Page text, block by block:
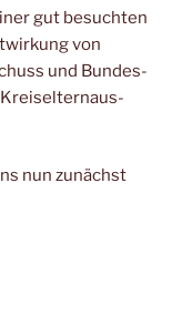
gut besuch­ten
von
und Bun­des­
Kreis­eltern­aus­
nun zunächst